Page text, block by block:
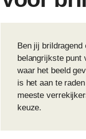
Ben jij
belangrijkste punt
waar het beeld
is het aan te
meeste
keuze.